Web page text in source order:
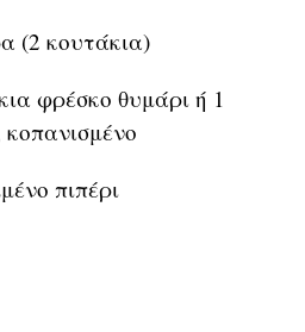
(2 κουτάκια)
φρέσκο θυμάρι ή 1
πιπέρι